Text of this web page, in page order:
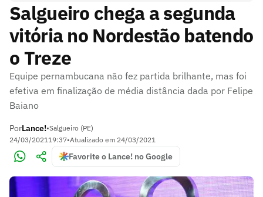
Salgueiro chega a segunda
vitória no Nordestão batendo
o Treze
Equipe pernambucana não fez partida brilhante, mas foi
efetiva em finalização de média distância dada por Felipe
Baiano
PorLance!•Salgueiro (PE)
24/03/202119:37•Atualizado em 24/03/2021
Favorite o Lance! no Google